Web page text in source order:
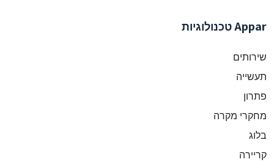
Appar טכנולוגיות
שירותים
תעשייה
פתרון
מחקרי מקרה
בלוג
קריירה